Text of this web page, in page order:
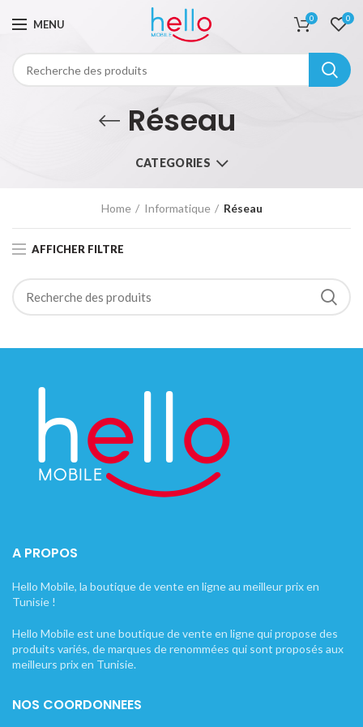
MENU 0 0
Réseau
CATEGORIES
Home Informatique Réseau
AFFICHER FILTRE
A PROPOS
Hello Mobile, la boutique de vente en ligne au meilleur prix en
Tunisie !
Hello Mobile est une boutique de vente en ligne qui propose des
produits variés, de marques de renommées qui sont proposés aux
meilleurs prix en Tunisie.
NOS COORDONNEES